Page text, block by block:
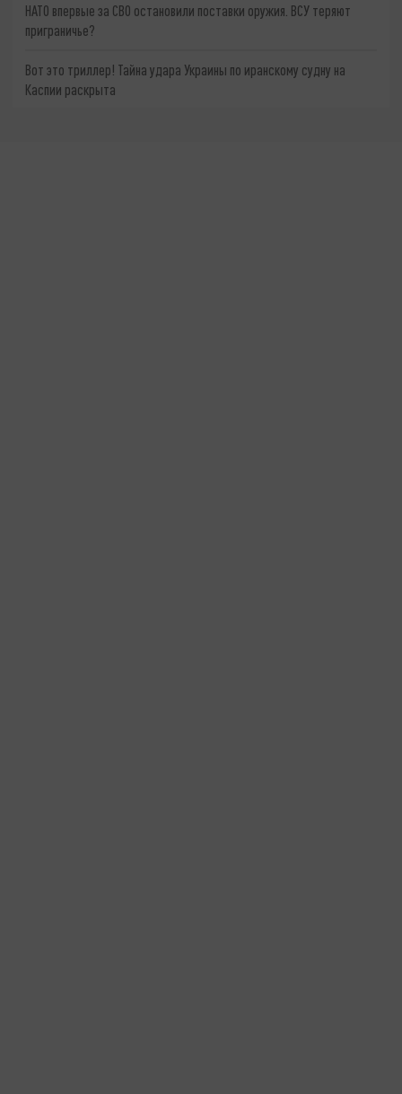
НАТО впервые за СВО остановили поставки оружия. ВСУ теряют
приграничье?
Вот это триллер! Тайна удара Украины по иранскому судну на
Каспии раскрыта